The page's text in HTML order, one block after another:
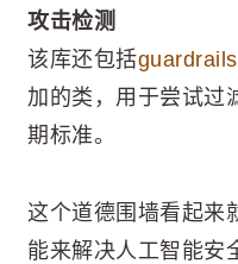
攻击检测
该库还包括guardrails
加的类，用于尝试过
期标准。
这个道德围墙看起来
能来解决人工智能安